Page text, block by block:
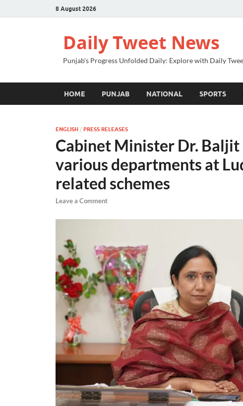
8 August 2026
Daily Tweet News
Punjab's Progress Unfolded Daily: Explore with Daily
HOME PUNJAB NATIONAL SPORTS
ENGLISH / PRESS RELEASES
Cabinet Minister Dr.
various departments at
related schemes
Leave a Comment